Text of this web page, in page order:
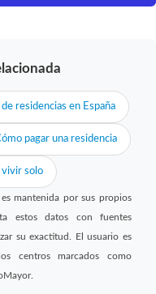
de residencias en España
pagar una residencia
vivir solo
mantenida por sus propios
estos datos con fuentes
su exactitud. El usuario es
centros marcados como